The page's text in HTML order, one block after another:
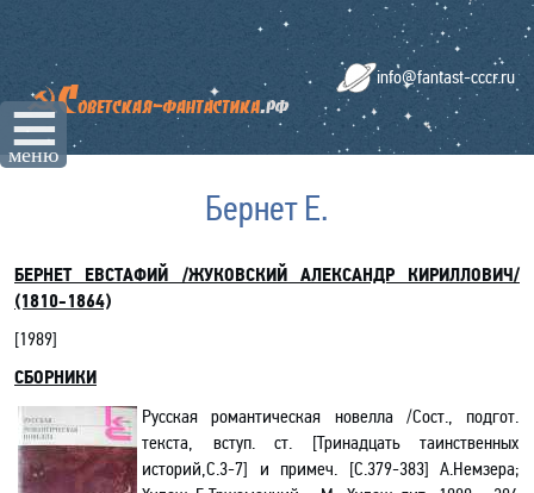
☰
меню
info@fantast-cccr.ru
Бернет Е.
БЕРНЕТ ЕВСТАФИЙ /ЖУКОВСКИЙ АЛЕКСАНДР КИРИЛЛОВИЧ/
(1810-1864)
[1989]
СБОРНИКИ
Русская романтическая новелла /Сост., подгот.
текста, вступ. ст. [Тринадцать таинственных
историй,С.3-7] и примеч. [С.379-383] А.Немзера;